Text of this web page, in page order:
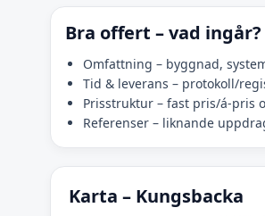
Bra offert – vad ingår?
Omfattning – byggnad,
Tid & leverans – protokoll/
Prisstruktur – fast pris/á-pris
Referenser – liknande
Karta – Kungsbacka